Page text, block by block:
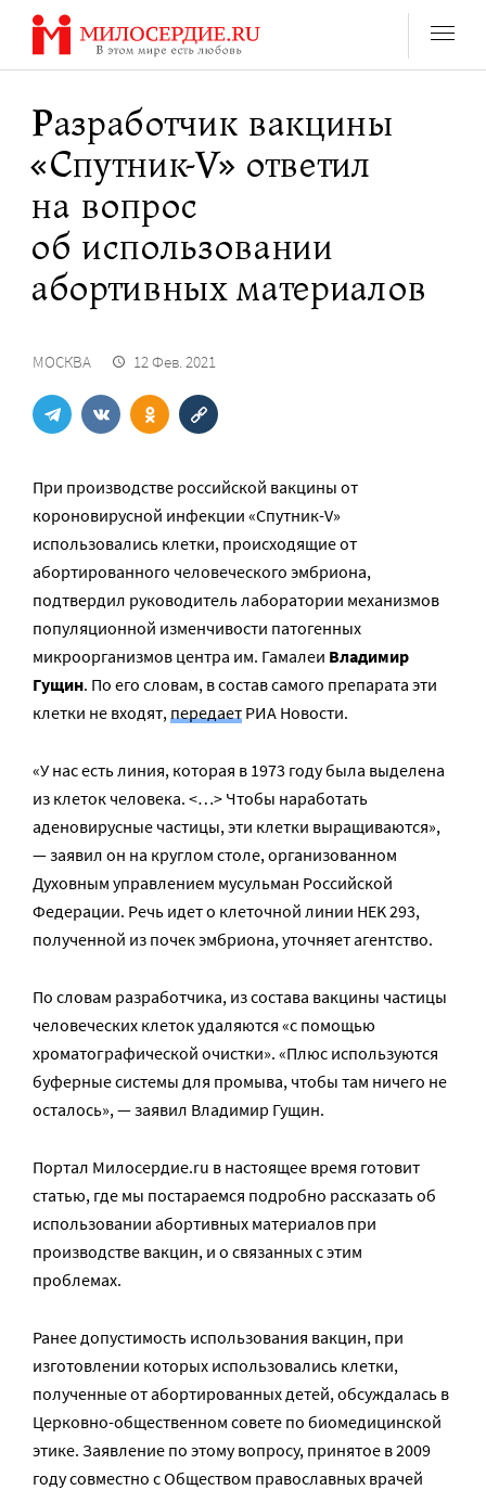
Перейти
содержанию
Разработчик вакцины
«Спутник-V» ответил
на вопрос
об использовании
абортивных материалов
МОСКВА 12 Фев. 2021
При производстве российской вакцины от
короновирусной инфекции «Спутник-V»
использовались клетки, происходящие от
абортированного человеческого эмбриона,
подтвердил руководитель лаборатории механизмов
популяционной изменчивости патогенных
микроорганизмов центра им. Гамалеи Владимир
Гущин. По его словам, в состав самого препарата эти
клетки не входят,передает РИА Новости.
«У нас есть линия, которая в 1973 году была выделена
из клеток человека. <…> Чтобы наработать
аденовирусные частицы, эти клетки выращиваются»,
— заявил он на круглом столе, организованном
Духовным управлением мусульман Российской
Федерации. Речь идет о клеточной линии HEK 293,
полученной из почек эмбриона, уточняет агентство.
По словам разработчика, из состава вакцины частицы
человеческих клеток удаляются «с помощью
хроматографической очистки». «Плюс используются
буферные системы для промыва, чтобы там ничего не
осталось», — заявил Владимир Гущин.
Портал Милосердие.ru в настоящее время готовит
статью, где мы постараемся подробно рассказать об
использовании абортивных материалов при
производстве вакцин, и о связанных с этим
проблемах.
Ранее допустимость использования вакцин, при
изготовлении которых использовались клетки,
полученные от абортированных детей, обсуждалась в
Церковно-общественном совете по биомедицинской
этике. Заявление по этому вопросу, принятое в 2009
году совместно с Обществом православных врачей